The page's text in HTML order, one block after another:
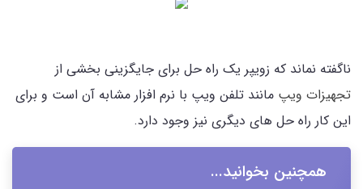
ناگفته نماند که زویپر یک راه حل برای جایگزینی بخشی از
تجهیزات ویپ مانند تلفن ویپ با نرم افزار مشابه آن است و برای
این کار راه حل های دیگری نیز وجود دارد.
همچنین بخوانید...